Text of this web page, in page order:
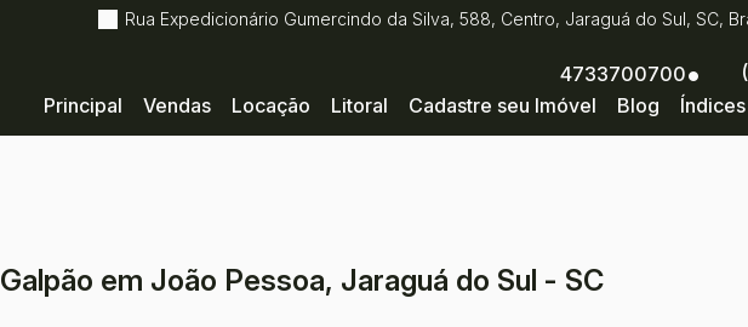
Rua Expedicionário Gumercindo da Silva, 588, Centro, Jaraguá do Sul, SC,
Índices
Blog
Cadastre seu Imóvel
Litoral
Locação
Vendas
Principal
4733700700
Galpão em João Pessoa, Jaraguá do Sul - SC